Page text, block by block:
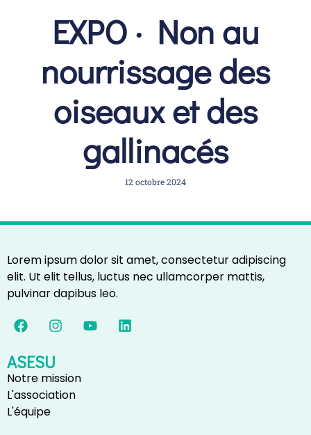
EXPO · Non au
nourrissage des
oiseaux et des
gallinacés
12 octobre 2024
Lorem ipsum dolor sit amet, consectetur adipiscing
elit. Ut elit tellus, luctus nec ullamcorper mattis,
pulvinar dapibus leo.
ASESU
Notre mission
L'association
L'équipe